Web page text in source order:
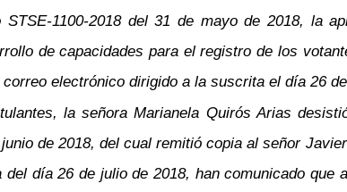
STSE-1100-2018 del 31 de mayo de 2018, la
de capacidades para el registro de los
electrónico dirigido a la suscrita el día 26
la señora Marianela Quirós Arias
de 2018, del cual remitió copia al señor
del día 26 de julio de 2018, han comunicado